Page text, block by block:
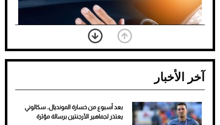
ضعف تبريد مكيف السيارة عند الوقوف.. أشهر
الأسباب والحلول
آخر الأخبار
بعد أسبوع من خسارة المونديال.. سكالوني
يعتذر لجماهير الأرجنتين برسالة مؤثرة